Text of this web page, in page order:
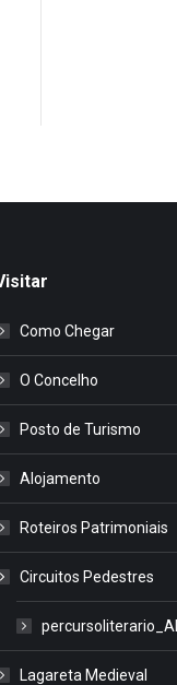
Como Chegar
O Concelho
Posto de Turismo
Alojamento
Roteiros Patrimoniais
Circuitos Pedestres
Lagareta Medieval